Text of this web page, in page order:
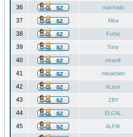
36 machado
37 Mira
38 Furbo
39 Tony
40 mrazik
41 misakben
42 eLzyx
43 ZBY
44 ELCAL
45 ALFIK